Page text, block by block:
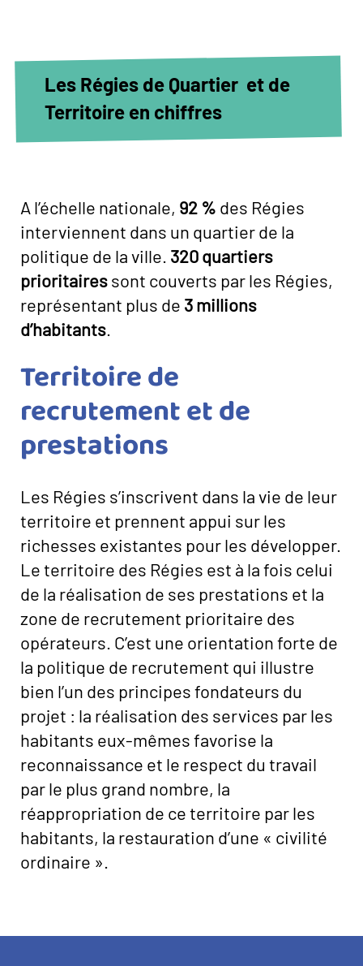
Les Régies de Quartier et de
Territoire en chiffres
A l’échelle nationale, 92 % des Régies
interviennent dans un quartier de la
politique de la ville. 320quartiers
prioritairessont couverts par les Régies,
représentant plus de 3 millions
d’habitants.
Territoire de
recrutement et de
prestations
Les Régies s’inscrivent dans la vie de leur
territoire et prennent appui sur les
richesses existantes pour les développer.
Le territoire des Régies est à la fois celui
de la réalisation de ses prestations et la
zone de recrutement prioritaire des
opérateurs. C’est une orientation forte de
la politique de recrutement qui illustre
bien l’un des principes fondateurs du
projet : la réalisation des services par les
habitants eux-mêmes favorise la
reconnaissance et le respect du travail
par le plus grand nombre, la
réappropriation de ce territoire par les
habitants, la restauration d’une « civilité
ordinaire ».